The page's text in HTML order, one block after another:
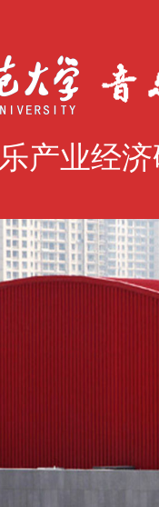
产业经